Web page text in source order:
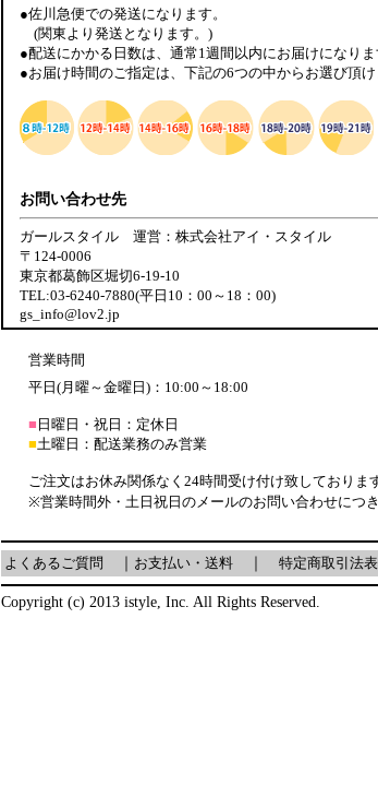
●佐川急便での発送になります。
(関東より発送となります。)
●配送にかかる日数は、通常1週間以内にお届けになりま
●お届け時間のご指定は、下記の6つの中からお選び頂け
お問い合わせ先
ガールスタイル 運営：株式会社アイ・スタイル
〒124-0006
東京都葛飾区堀切6-19-10
TEL:03-6240-7880(平日10：00～18：00)
gs_info@lov2.jp
営業時間
平日(月曜～金曜日)：10:00～18:00
■ 日曜日・祝日：定休日
■土曜日：配送業務のみ営業
ご注文はお休み関係なく24時間受け付け致しておりま
※営業時間外・土日祝日のメールのお問い合わせにつ
よくあるご質問 ｜ お支払い・送料｜ 特定商取引法
Copyright (c) 2013 istyle, Inc. All Rights Reserved.